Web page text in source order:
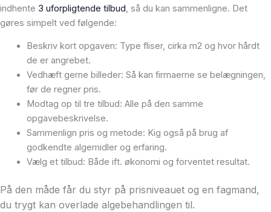
indhente 3 uforpligtende tilbud, så du kan sammenligne. Det
gøres simpelt ved følgende:
Beskriv kort opgaven: Type fliser, cirka m2 og hvor hårdt
de er angrebet.
Vedhæft gerne billeder: Så kan firmaerne se belægningen,
før de regner pris.
Modtag op til tre tilbud: Alle på den samme
opgavebeskrivelse.
Sammenlign pris og metode: Kig også på brug af
godkendte algemidler og erfaring.
Vælg et tilbud: Både ift. økonomi og forventet resultat.
På den måde får du styr på prisniveauet og en fagmand,
du trygt kan overlade algebehandlingen til.